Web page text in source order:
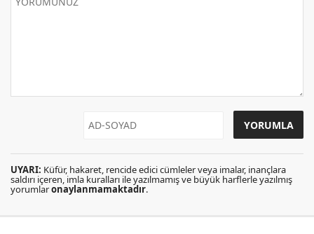
UYARI: Küfür, hakaret, rencide edici cümleler veya imalar, inançlara
saldırı içeren, imla kuralları ile yazılmamış ve büyük harflerle yazılmış
yorumlaronaylanmamaktadır.